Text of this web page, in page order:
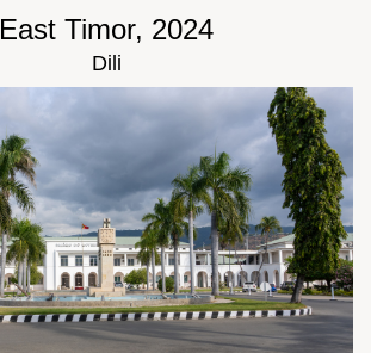
East Timor, 2024
Dili